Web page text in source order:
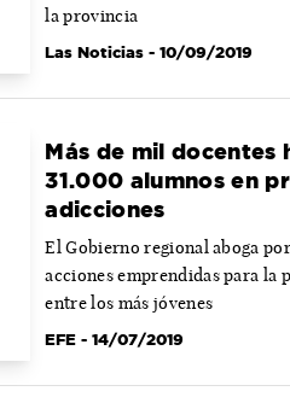
la provincia
Las Noticias - 10/09/2019
Más de mil docentes
31.000 alumnos en
adicciones
El Gobierno regional aboga
acciones emprendidas para la
entre los más jóvenes
EFE - 14/07/2019